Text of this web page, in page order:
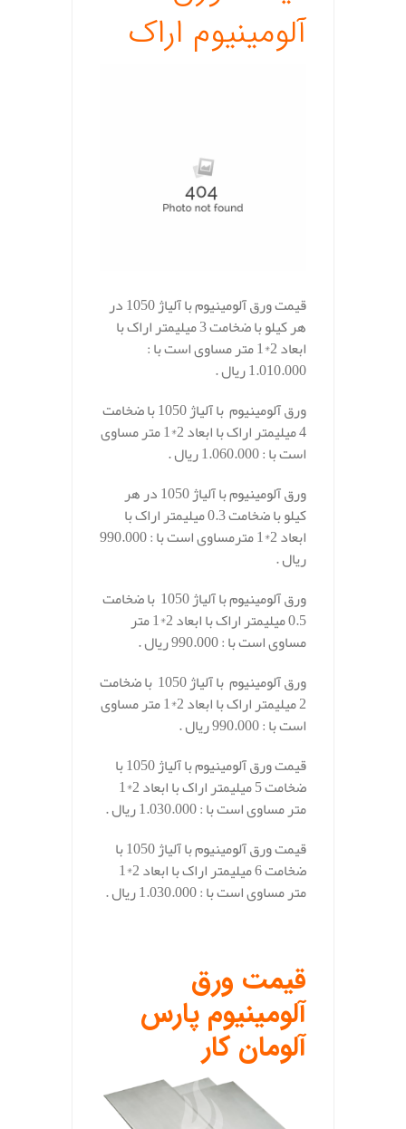
آلومینیوم اراک
قیمت ورق آلومینیوم با آلیاژ 1050 در
هر کیلو با ضخامت 3 میلیمتر اراک با
ابعاد 2*1 متر مساوی است با :
1.010.000 ریال .
ورق آلومینیوم با آلیاژ 1050 با ضخامت
4 میلیمتر اراک با ابعاد 2*1 متر مساوی
است با : 1.060.000 ریال .
ورق آلومینیوم با آلیاژ 1050 در هر
کیلو با ضخامت 0.3 میلیمتر اراک با
ابعاد 2*1 مترمساوی است با : 990.000
ریال .
ورق آلومینیوم با آلیاژ 1050 با ضخامت
0.5 میلیمتر اراک با ابعاد 2*1 متر
مساوی است با : 990.000 ریال .
ورق آلومینیوم با آلیاژ 1050 با ضخامت
2 میلیمتر اراک با ابعاد 2*1 متر مساوی
است با : 990.000 ریال .
قیمت ورق آلومینیوم با آلیاژ 1050 با
ضخامت 5 میلیمتر اراک با ابعاد 2*1
متر مساوی است با : 1.030.000 ریال .
قیمت ورق آلومینیوم با آلیاژ 1050 با
ضخامت 6 میلیمتر اراک با ابعاد 2*1
متر مساوی است با : 1.030.000 ریال .
قیمت ورق
آلومینیوم پارس
آلومان کار